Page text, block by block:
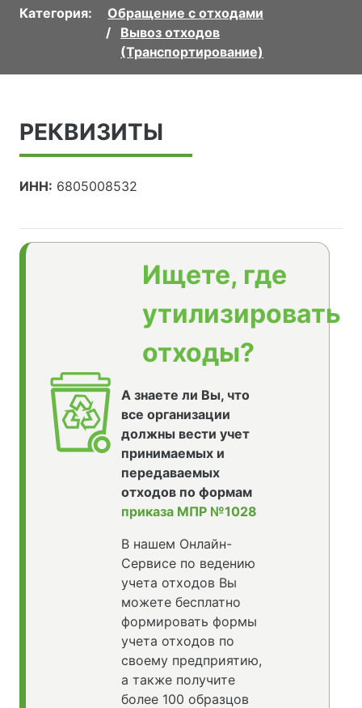
Категория:
Обращение с отходами
Вывоз отходов
(Транспортирование)
РЕКВИЗИТЫ
ИНН: 6805008532
Ищете, где
утилизировать
отходы?
А знаете ли Вы, что
все организации
должны вести учет
принимаемых и
передаваемых
отходов по формам
приказа МПР №1028
В нашем Онлайн-
Сервисе по ведению
учета отходов Вы
можете бесплатно
формировать формы
учета отходов по
своему предприятию,
а также получите
более 100 образцов